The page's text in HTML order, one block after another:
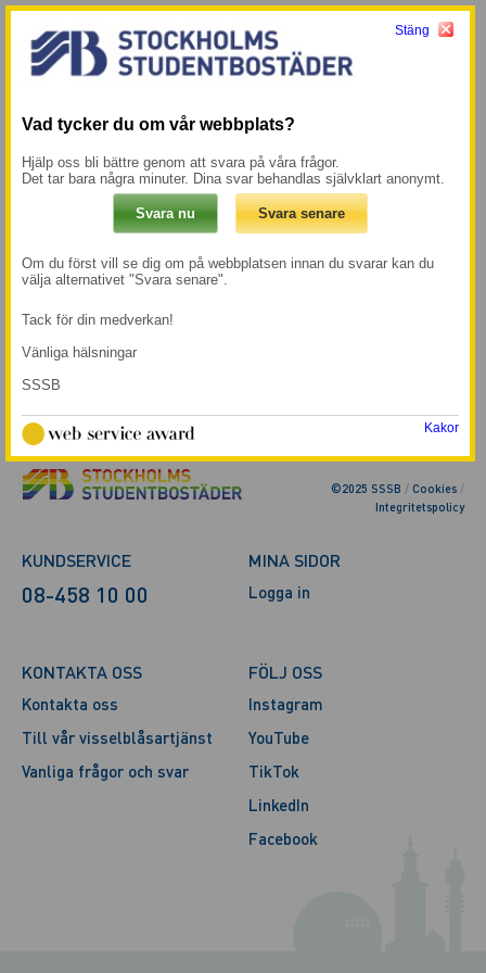
Mina sidor → Meny
Start / Bo Hos Oss
Bo Hos Oss
©2025 SSSB / Cookies /
Integritetspolicy
KUNDSERVICE
08-458 10 00
MINA SIDOR
Logga in
KONTAKTA OSS
Kontakta oss
Till vår visselblåsartjänst
Vanliga frågor och svar
FÖLJ OSS
Instagram
YouTube
TikTok
LinkedIn
Facebook
Stäng
Vad tycker du om vår webbplats?
Hjälp oss bli bättre genom att svara på våra frågor.
Det tar bara några minuter. Dina svar behandlas självklart anonymt.
Om du först vill se dig om på webbplatsen innan du svarar kan du
välja alternativet "Svara senare".
Tack för din medverkan!
Vänliga hälsningar
SSSB
Kakor